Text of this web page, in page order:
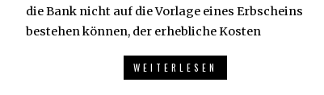
die Bank nicht auf die Vorlage eines Erbscheins
bestehen können, der erhebliche Kosten
WEITERLESEN